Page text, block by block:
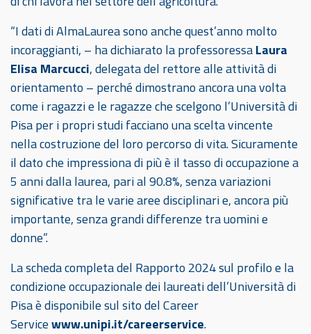
“I dati di AlmaLaurea sono anche quest’anno molto
incoraggianti, – ha dichiarato la professoressaLaura
Elisa Marcucci, delegata del rettore alle attività di
orientamento – perché dimostrano ancora una volta
come i ragazzi e le ragazze che scelgono l’Università di
Pisa per i propri studi facciano una scelta vincente
nella costruzione del loro percorso di vita. Sicuramente
il dato che impressiona di più è il tasso di occupazione a
5 anni dalla laurea, pari al 90.8%, senza variazioni
significative tra le varie aree disciplinari e, ancora più
importante, senza grandi differenze tra uomini e
donne”.
La scheda completa del Rapporto 2024 sul profilo e la
condizione occupazionale dei laureati dell’Università di
Pisa è disponibile sul sito del Career
Servicewww.unipi.it/careerservice.